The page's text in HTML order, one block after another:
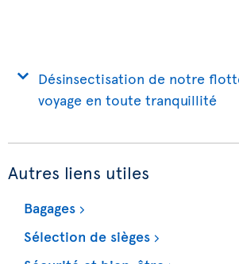
Désinsectisation de notre
voyage en toute tranquillité
Autres liens utiles
Bagages
Sélection de sièges